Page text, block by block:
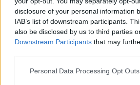
disclosure of your personal information
IAB’s list of downstream participants.
also be disclosed by us to third parties
Downstream Participants that may
Personal Data Processing Opt Outs
Οι διπλοί γάντζοι ρυμούλκησης
προσφέρουν ευελιξία σε
την κίνηση εκτός δρόμου, αφού
γάντζοι. Επίσης, οι τελευταίοι